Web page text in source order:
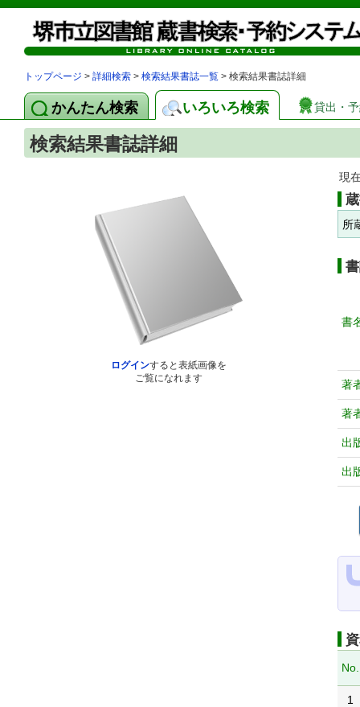
トップページ > 詳細検索 > 検索結果書誌一覧 > 検索結果書誌詳細
かんたん検索 いろいろ検索 貸出・
検索結果書誌詳細
ログインすると表紙画像を
ご覧になれます
現
所
書
著
著
出
出
No.
1